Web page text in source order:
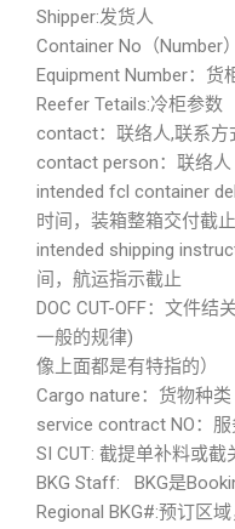
Shipper:发货人
Container No（Number
Equipment Number：货
Reefer Tetails:冷柜参数
contact：联络人,联系方
contact person：联络人
intended fcl container
时间，装箱整箱交付截止
intended shipping
间，航运指示截止
DOC CUT-OFF：文件结
一般的规律)
像上面都是有特指的）
Cargo nature：货物种类
service contract NO：服
SI CUT: 截提单补料或截
BKG Staff: BKG是
Regional BKG#:预订区域